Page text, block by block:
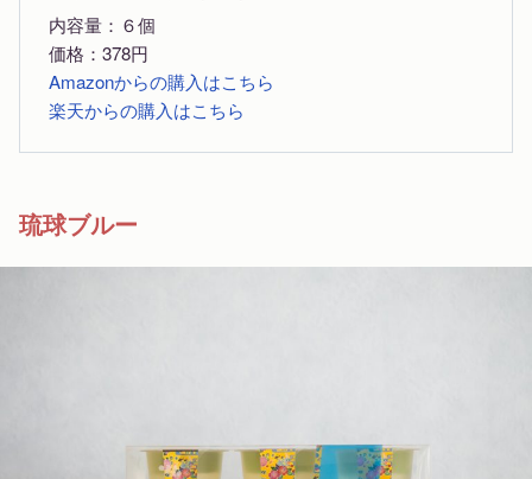
内容量：６個
価格：378円
Amazonからの購入はこちら
楽天からの購入はこちら
琉球ブルー